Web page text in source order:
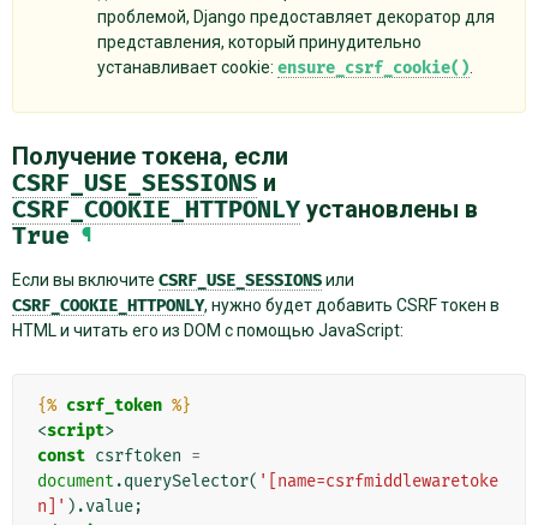
проблемой, Django предоставляет декоратор для
представления, который принудительно
устанавливает cookie: ensure_csrf_cookie()
Получение токена, если
CSRF_USE_SESSIONS и
CSRF_COOKIE_HTTPONLY установлены в
True ¶
Если вы включите CSRF_USE_SESSIONSили
CSRF_COOKIE_HTTPONLY, нужно будет добавить CSRF токен в
HTML и читать его из DOM с помощью JavaScript:
{% csrf_token %}
<script>
const csrftoken =
document .querySelector( '[name=csrfmiddlewaretoke
n]' ).value;